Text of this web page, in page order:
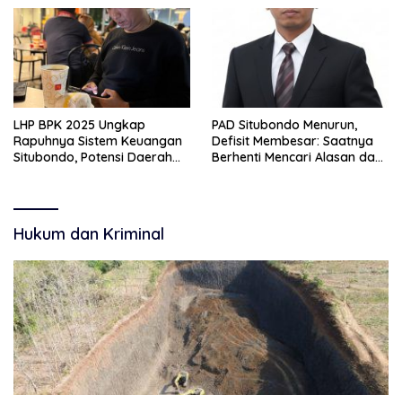
Pemerintah Pusat
LHP BPK 2025 Ungkap
Rapuhnya Sistem Keuangan
Situbondo, Potensi Daerah
PAD Situbondo Menurun,
Defisit Membesar: Saatnya
Berhenti Mencari Alasan dan
Hukum dan Kriminal